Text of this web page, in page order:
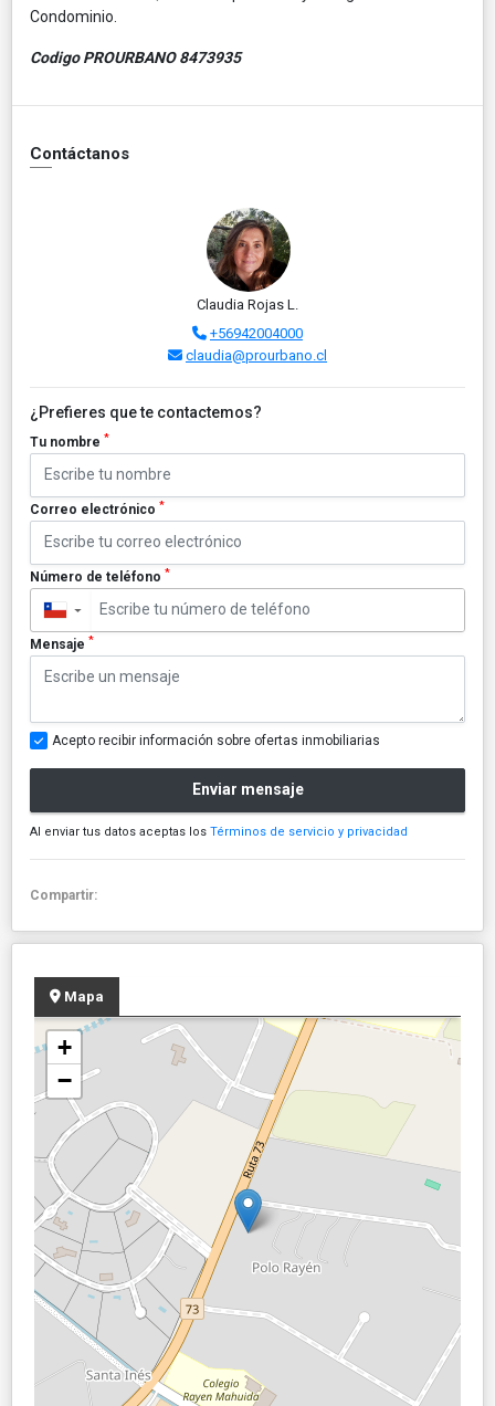
Condominio.
Codigo PROURBANO 8473935
Contáctanos
Claudia Rojas L.
+56942004000
claudia@prourbano.cl
¿Prefieres que te contactemos?
Tu nombre *
Correo electrónico *
Número de teléfono *
▼
Mensaje *
Acepto recibir información sobre ofertas inmobiliarias
Enviar mensaje
Al enviar tus datos aceptas los Términos de servicio y privacidad
Compartir:
Mapa
+
−